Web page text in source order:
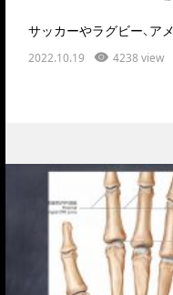
2022.10.19 4238 view